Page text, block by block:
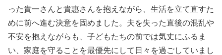
った貴一さんと貴惠さんを抱えながら、生活を立て直すた
めに前へ進む決意を固めました。夫を失った直後の混乱や
不安を抱えながらも、子どもたちの前では気丈にふるま
い、家庭を守ることを最優先にして日々を過ごしていまし